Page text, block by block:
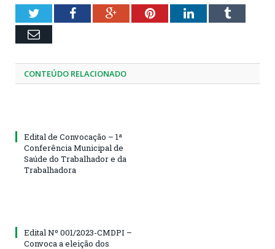
TwitterFacebookGoogle+PinterestLinkedInTumblr
Email
CONTEÚDO RELACIONADO
Edital de Convocação – 1ª
Conferência Municipal de
Saúde do Trabalhador e da
Trabalhadora
Edital Nº 001/2023-CMDPI –
Convoca a eleição dos